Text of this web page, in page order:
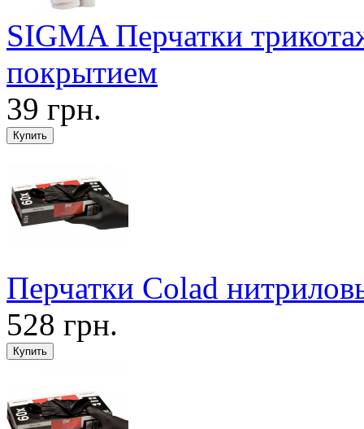
SIGMA Перчатки
покрытием
39 грн.
Перчатки Colad
528 грн.